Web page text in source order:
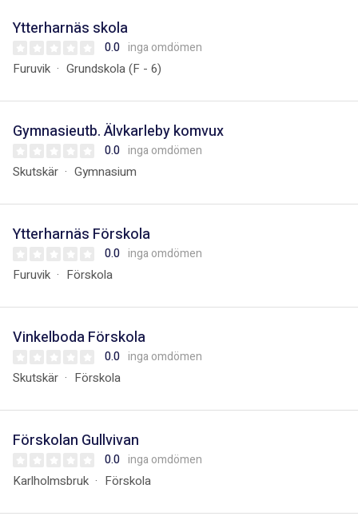
Ytterharnäs skola
0.0 inga omdömen
Furuvik Grundskola (F - 6)
Gymnasieutb. Älvkarleby komvux
0.0 inga omdömen
Skutskär Gymnasium
Ytterharnäs Förskola
0.0 inga omdömen
Furuvik Förskola
Vinkelboda Förskola
0.0 inga omdömen
Skutskär Förskola
Förskolan Gullvivan
0.0 inga omdömen
Karlholmsbruk Förskola